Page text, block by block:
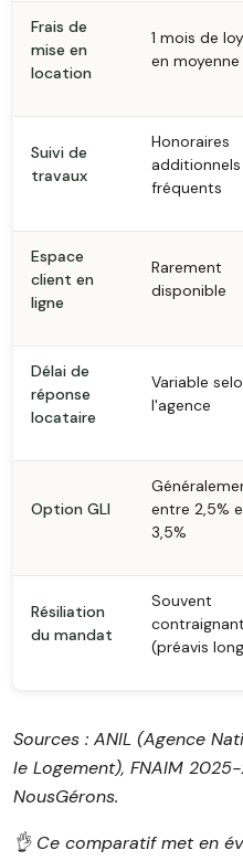
Frais de
mise en
location
1 mois de
en moyenne
Suivi de
travaux
Honoraires
additionnels
fréquents
Espace
client en
ligne
Rarement
disponible
Délai de
réponse
locataire
Variable
l'agence
Option GLI
entre 2,5%
3,5%
Résiliation
du mandat
Souvent
(préavis
Sources : ANIL (Agence
le Logement), FNAIM
NousGérons.
👌 Ce comparatif met en